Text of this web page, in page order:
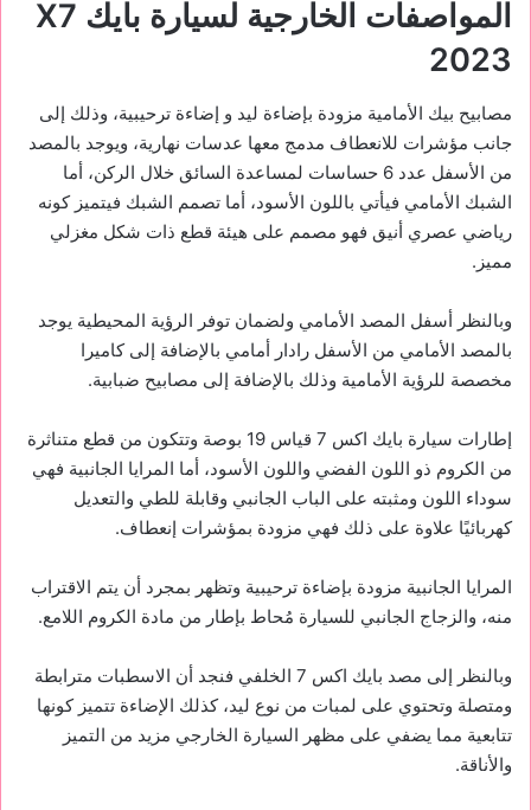
المواصفات الخارجية لسيارة بايك X7
2023
مصابيح بيك الأمامية مزودة بإضاءة ليد و إضاءة ترحيبية، وذلك إلى
جانب مؤشرات للانعطاف مدمج معها عدسات نهارية، ويوجد بالمصد
من الأسفل عدد 6 حساسات لمساعدة السائق خلال الركن، أما
الشبك الأمامي فيأتي باللون الأسود، أما تصمم الشبك فيتميز كونه
رياضي عصري أنيق فهو مصمم على هيئة قطع ذات شكل مغزلي
مميز.
وبالنظر أسفل المصد الأمامي ولضمان توفر الرؤية المحيطية يوجد
بالمصد الأمامي من الأسفل رادار أمامي بالإضافة إلى كاميرا
مخصصة للرؤية الأمامية وذلك بالإضافة إلى مصابيح ضبابية.
إطارات سيارة بايك اكس 7 قياس 19 بوصة وتتكون من قطع متناثرة
من الكروم ذو اللون الفضي واللون الأسود، أما المرايا الجانبية فهي
سوداء اللون ومثبته على الباب الجانبي وقابلة للطي والتعديل
كهربائيًا علاوة على ذلك فهي مزودة بمؤشرات إنعطاف.
المرايا الجانبية مزودة بإضاءة ترحيبية وتظهر بمجرد أن يتم الاقتراب
منه، والزجاج الجانبي للسيارة مُحاط بإطار من مادة الكروم اللامع.
وبالنظر إلى مصد بايك اكس 7 الخلفي فنجد أن الاسطبات مترابطة
ومتصلة وتحتوي على لمبات من نوع ليد، كذلك الإضاءة تتميز كونها
تتابعية مما يضفي على مظهر السيارة الخارجي مزيد من التميز
والأناقة.